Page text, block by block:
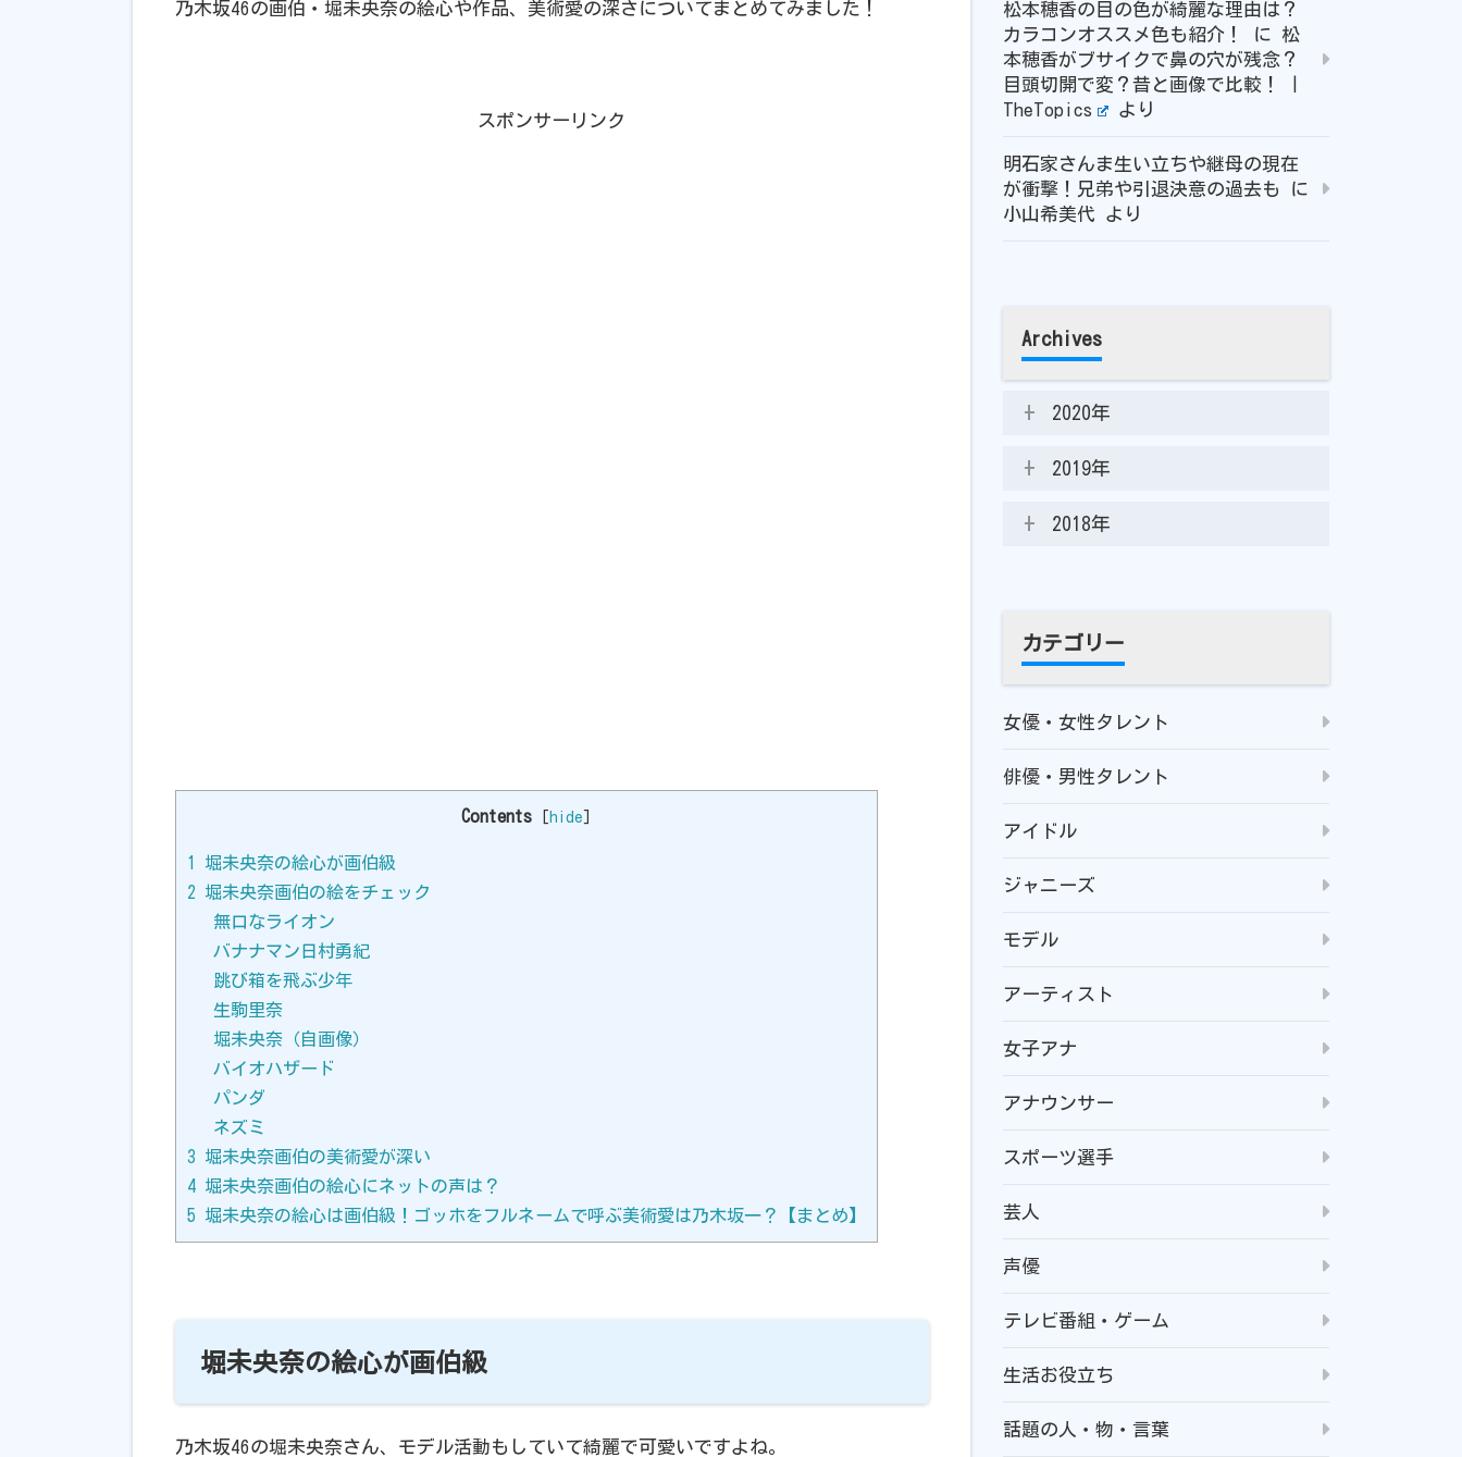
乃木坂46の画伯・堀未央奈の絵心や作品、美術愛の深さについてまとめてみました！
スポンサーリンク
Contents [hide]
1
堀未央奈の絵心が画伯級
2 堀未央奈画伯の絵をチェック
無口なライオン
バナナマン日村勇紀
跳び箱を飛ぶ少年
生駒里奈
堀未央奈（自画像）
バイオハザード
パンダ
ネズミ
3 堀未央奈画伯の美術愛が深い
4堀未央奈画伯の絵心にネットの声は？
5 堀未央奈の絵心は画伯級！ゴッホをフルネームで呼ぶ美術愛は乃木坂一？【まとめ】
堀未央奈の絵心が画伯級
乃木坂46の堀未央奈さん、モデル活動もしていて綺麗で可愛いですよね。
松本穂香の目の色が綺麗な理由は？
カラコンオススメ色も紹介！
に 松
本穂香がブサイクで鼻の穴が残念？
目頭切開で変？昔と画像で比較！ |
TheTopics
より
明石家さんま生い立ちや継母の現在
が衝撃！兄弟や引退決意の過去も
に
小山希美代 より
Archives
2020年
2019年
2018年
カテゴリー
女優・女性タレント
俳優・男性タレント
アイドル
ジャニーズ
モデル
アーティスト
女子アナ
アナウンサー
スポーツ選手
芸人
声優
テレビ番組・ゲーム
生活お役立ち
話題の人・物・言葉